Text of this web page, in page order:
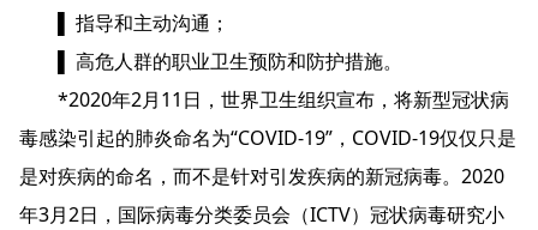
▌ 指导和主动沟通；
▌ 高危人群的职业卫生预防和防护措施。
*2020年2月11日，世界卫生组织宣布，将新型冠状病
毒感染引起的肺炎命名为“COVID-19”，COVID-19仅仅只是
是对疾病的命名，而不是针对引发疾病的新冠病毒。2020
年3月2日，国际病毒分类委员会（ICTV）冠状病毒研究小